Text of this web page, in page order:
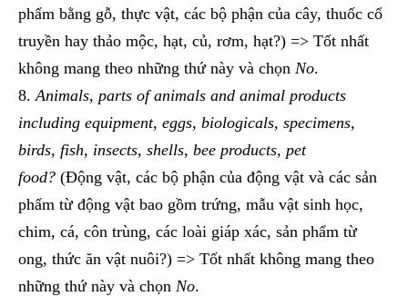
phẩm bằng gỗ, thực vật, các bộ phận của cây, thuốc cổ
truyền hay thảo mộc, hạt, củ, rơm, hạt?) => Tốt nhất
không mang theo những thứ này và chọn No.
Animals, parts of animals and animal products
including equipment, eggs, biologicals, specimens,
birds, fish, insects, shells, bee products, pet
food? (Động vật, các bộ phận của động vật và các sản
phẩm từ động vật bao gồm trứng, mẫu vật sinh học,
chim, cá, côn trùng, các loài giáp xác, sản phẩm từ
ong, thức ăn vật nuôi?) => Tốt nhất không mang theo
những thứ này và chọn No.